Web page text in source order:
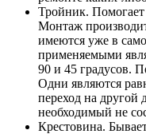
Тройник. Помогает
Монтаж
имеются уже в
применяемыми
90 и 45 градусов.
Одни являются
переход на другой
необходимый не
Крестовина.